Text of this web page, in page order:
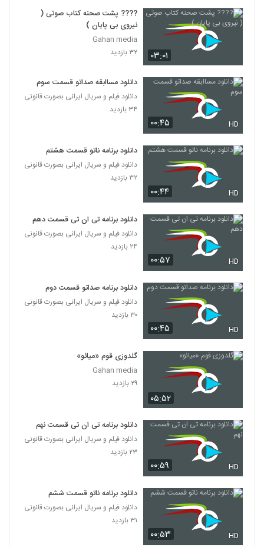
۰۳:۰۱
???? پشت صحنه کتاب صوتی (
نیروی بی پایان )
Gahan media
۳۲ بازدید
۰۰:۴۵ HD
دانلود مساابقه صداتو قسمت سوم
دانلود فیلم و سریال ایرانی بصورت قانونی
۳۴ بازدید
۰۰:۴۴ HD
دانلود برنامه ناتو قسمت هشتم
دانلود فیلم و سریال ایرانی بصورت قانونی
۳۲ بازدید
۰۰:۵۷ HD
دانلود برنامه تی ان تی قسمت دهم
دانلود فیلم و سریال ایرانی بصورت قانونی
۲۴ بازدید
۰۰:۴۵ HD
دانلود برنامه صداتو قسمت دوم
دانلود فیلم و سریال ایرانی بصورت قانونی
۳۰ بازدید
۰۵:۵۲
گلدوزی قوم «میائو»
Gahan media
۲۹ بازدید
۰۰:۵۹ HD
دانلود برنامه تی ان تی قسمت نهم
دانلود فیلم و سریال ایرانی بصورت قانونی
۲۳ بازدید
۰۰:۵۳ HD
دانلود برنامه ناتو قسمت ششم
دانلود فیلم و سریال ایرانی بصورت قانونی
۳۱ بازدید